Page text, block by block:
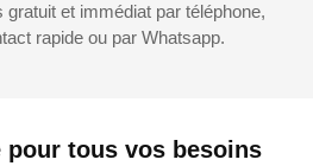
pour tous vos besoins
et immédiat par téléphone,
rapide ou par Whatsapp.